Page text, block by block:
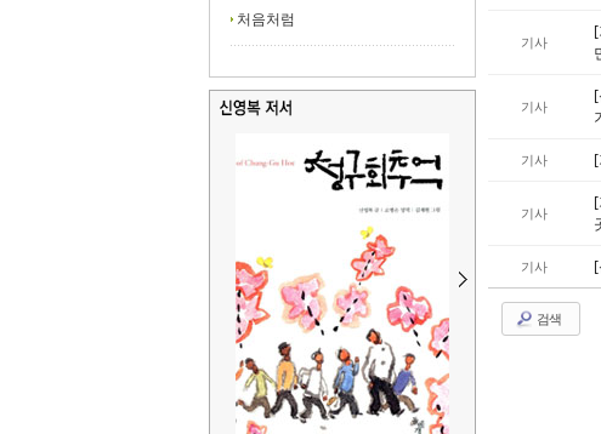
처음처럼
기사
기사
기사
기사
기사
검색